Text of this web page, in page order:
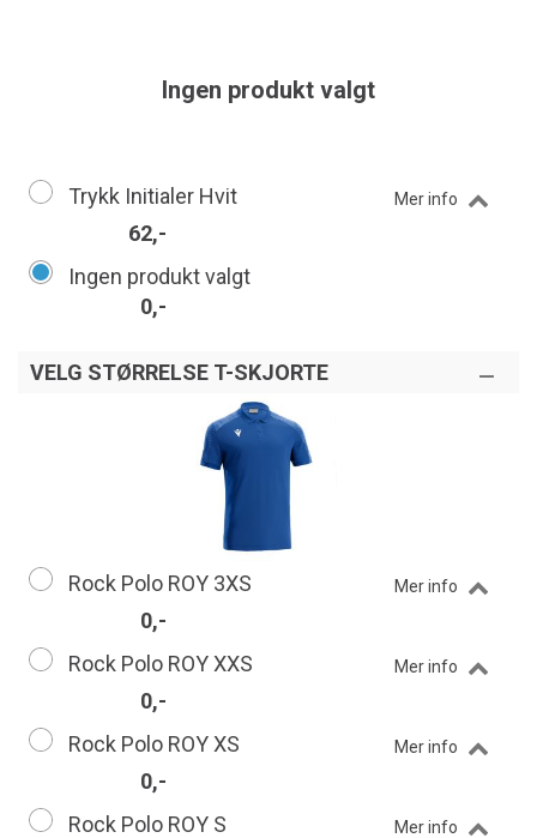
Ingen produkt valgt
Trykk Initialer Hvit Mer info
62,-
Ingen produkt valgt
0,-
VELG STØRRELSE T-SKJORTE
Rock Polo ROY 3XS Mer info
0,-
Rock Polo ROY XXS
Mer info
0,-
Rock Polo ROY XS
Mer info
0,-
Rock Polo ROY S
Mer info